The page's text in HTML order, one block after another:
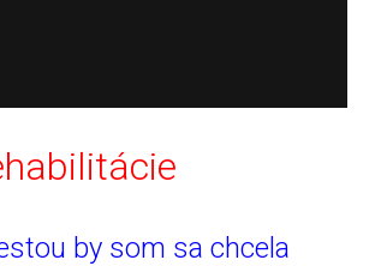
by som sa chcela